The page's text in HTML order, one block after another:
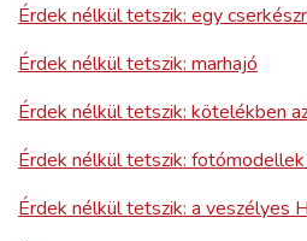
Érdek nélkül tetszik: egy
Érdek nélkül tetszik: marhajó
Érdek nélkül tetszik: kötelékben
Érdek nélkül tetszik:
Érdek nélkül tetszik: a veszélyes